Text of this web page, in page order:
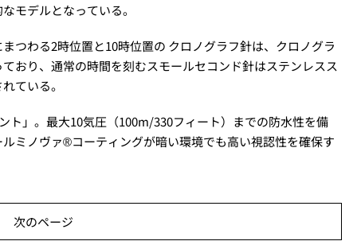
モデルとなっている。
つわる2時位置と10時位置の クロノグラフ針は、クロノグラ
おり、通常の時間を刻むスモールセコンド針はステンレスス
ている。
ト」。最大10気圧（100m/330フィート）までの防水性を備
ミノヴァ®コーティングが暗い環境でも高い視認性を確保す
次のページ